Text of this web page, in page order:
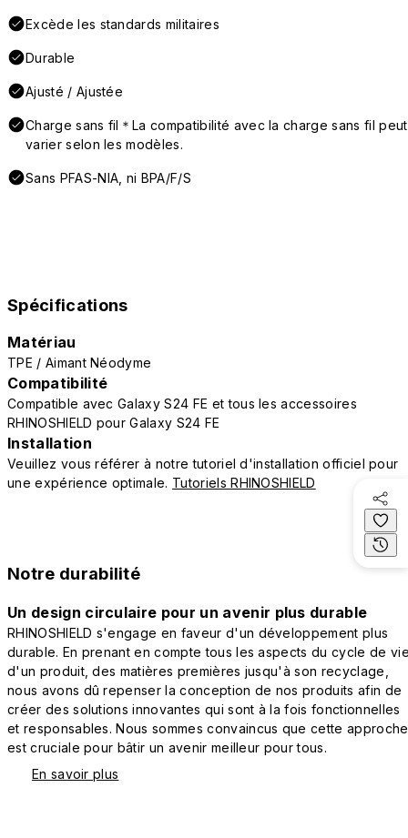
Excède les standards militaires
Durable
Ajusté / Ajustée
Charge sans fil＊La compatibilité avec la charge sans fil peut
varier selon les modèles.
Sans PFAS-NIA, ni BPA/F/S
Spécifications
Matériau
TPE / Aimant Néodyme
Compatibilité
Compatible avec Galaxy S24 FE et tous les accessoires
RHINOSHIELD pour Galaxy S24 FE
Installation
Veuillez vous référer à notre tutoriel d'installation officiel pour
une expérience optimale. Tutoriels RHINOSHIELD
Notre durabilité
Un design circulaire pour un avenir plus durable
RHINOSHIELD s'engage en faveur d'un développement plus
durable. En prenant en compte tous les aspects du cycle de
d'un produit, des matières premières jusqu'à son recyclage,
nous avons dû repenser la conception de nos produits afin de
créer des solutions innovantes qui sont à la fois fonctionnelles
et responsables. Nous sommes convaincus que cette approche
est cruciale pour bâtir un avenir meilleur pour tous.
En savoir plus